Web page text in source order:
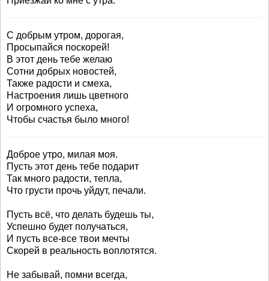
С добрым утром, дорогая,
Просыпайся поскорей!
В этот день тебе желаю
Сотни добрых новостей,
Также радости и смеха,
Настроения лишь цветного
И огромного успеха,
Чтобы счастья было много!
Доброе утро, милая моя.
Пусть этот день тебе подарит
Так много радости, тепла,
Что грусти прочь уйдут, печали.
Пусть всё, что делать будешь ты,
Успешно будет получаться,
И пусть все-все твои мечты
Скорей в реальность воплотятся.
Не забывай, помни всегда,